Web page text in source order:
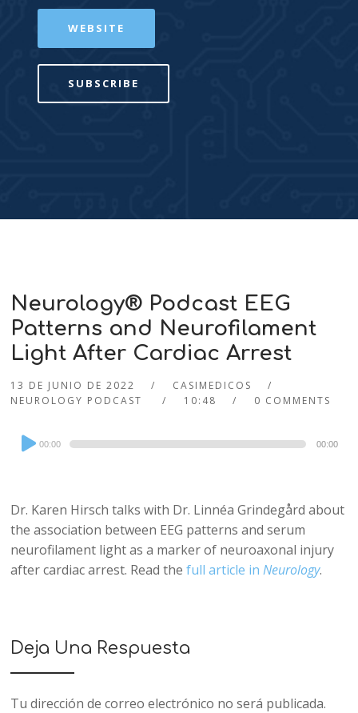
WEBSITE
SUBSCRIBE
Neurology® Podcast EEG
Patterns and Neurofilament
Light After Cardiac Arrest
13 DE JUNIO DE 2022
CASIMEDICOS
NEUROLOGY PODCAST
10:48 0 COMMENTS
Audio
Player
00:00 00:00
Dr. Karen Hirsch talks with Dr. Linnéa Grindegård about
the association between EEG patterns and serum
neurofilament light as a marker of neuroaxonal injury
after cardiac arrest. Read thefull article inNeurology.
Deja Una Respuesta
Tu dirección de correo electrónico no será publicada.